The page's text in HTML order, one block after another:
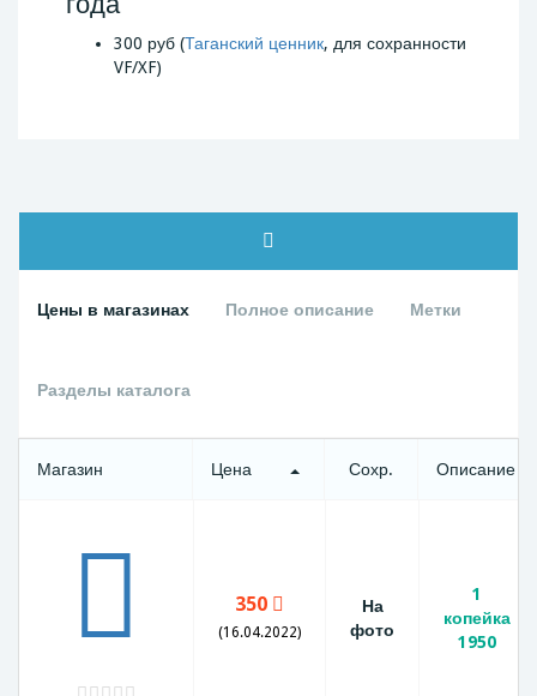
300 руб (Таганский ценник, для сохранности
VF/XF)
Цены в магазинах Полное описание Метки
Разделы каталога
Магазин Цена Сохр. Описание
350
(16.04.2022)
На
фото
1
копейка
1950